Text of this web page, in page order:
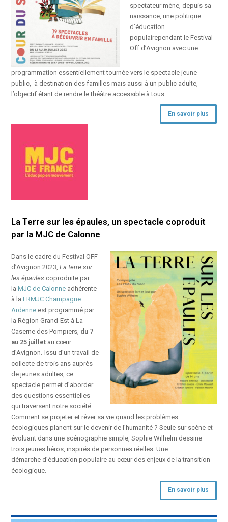
spectateur mène, depuis sa
naissance, une politique
d’éducation
populairependant le Festival
Off d’Avignon avec une
programmation essentiellement tournée vers le spectacle jeune
public, à destination des familles mais aussi à un public adulte,
l’objectif étant de rendre le théâtre accessible à tous.
En savoir plus
La Terre sur les épaules, un spectacle coproduit
par la MJC de Calonne
Dans le cadre du Festival OFF
d’Avignon 2023,La terre sur
les épaules coproduite par
laMJC de Calonne adhérente
à laFRMJC Champagne
Ardenne est programmé par
la Région Grand-Est à La
Caserne des Pompiers, du 7
au 25 juillet au cœur
d’Avignon. Issu d’un travail de
collecte de trois ans auprès
de jeunes adultes, ce
spectacle permet d’aborder
des questions essentielles
qui traversent notre société.
Comment se projeter et rêver sa vie quand les problèmes
écologiques planent sur le devenir de l’humanité ? Seule sur scène et
évoluant dans une scénographie simple, Sophie Wilhelm dessine
trois jeunes héros, inspirés de personnes réelles. Une
démarche d’éducation populaire au cœur des enjeux de la transition
écologique.
En savoir plus